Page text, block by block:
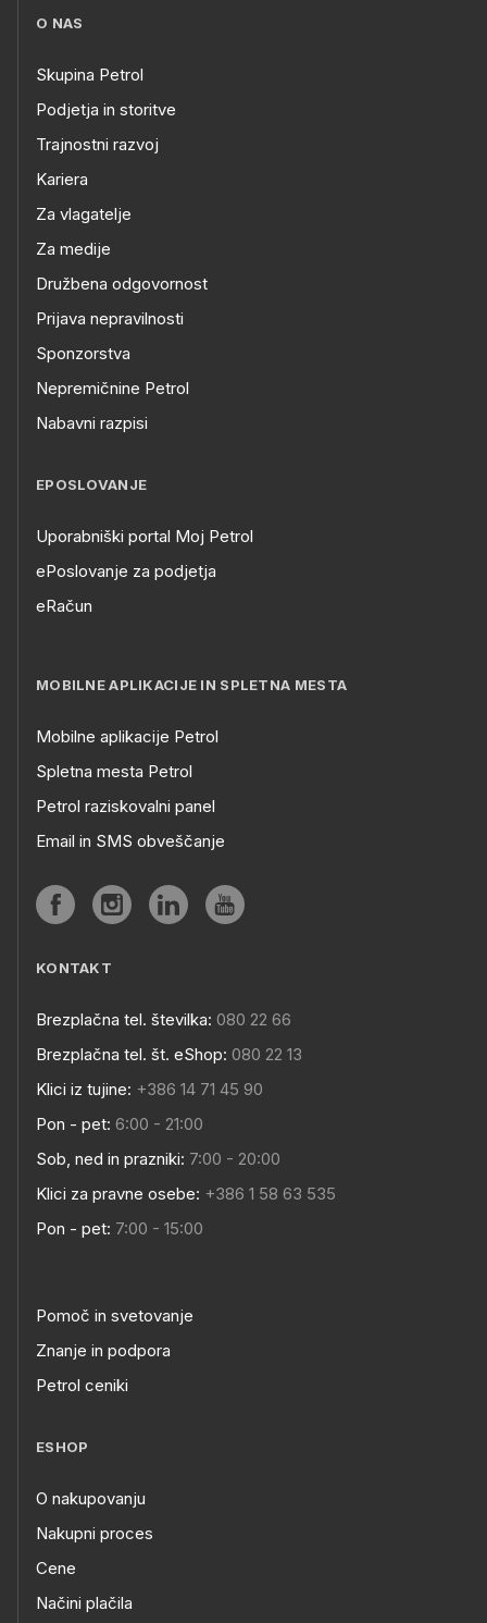
O NAS
Skupina Petrol
Podjetja in storitve
Trajnostni razvoj
Kariera
Za vlagatelje
Za medije
Družbena odgovornost
Prijava nepravilnosti
Sponzorstva
Nepremičnine Petrol
Nabavni razpisi
EPOSLOVANJE
Uporabniški portal Moj Petrol
ePoslovanje za podjetja
eRačun
MOBILNE APLIKACIJE IN SPLETNA MESTA
Mobilne aplikacije Petrol
Spletna mesta Petrol
Petrol raziskovalni panel
Email in SMS obveščanje
KONTAKT
Brezplačna tel. številka: 080 22 66
Brezplačna tel. št. eShop: 080 22 13
Klici iz tujine: +386 14 71 45 90
Pon - pet: 6:00 - 21:00
Sob, ned in prazniki: 7:00 - 20:00
Klici za pravne osebe: +386 1 58 63 535
Pon - pet: 7:00 - 15:00
Pomoč in svetovanje
Znanje in podpora
Petrol ceniki
ESHOP
O nakupovanju
Nakupni proces
Cene
Načini plačila